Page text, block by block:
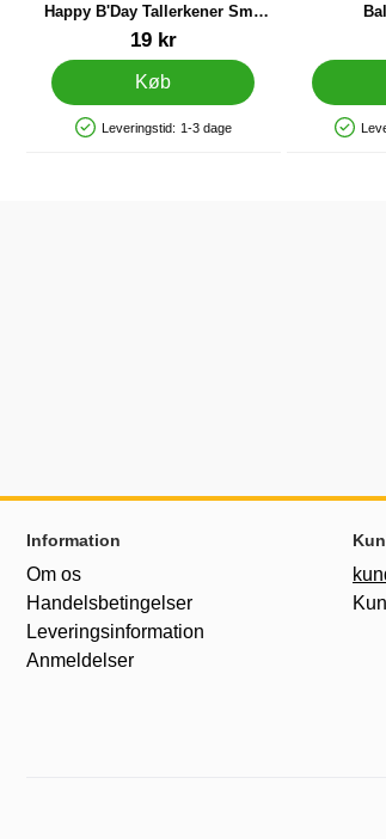
Happy B'Day Tallerkener Små
Lyserøde
19 kr
Køb
Produkttilgængelighed: På lager
Leveringstid: 1-3 dage
Sidefodsinhold Blandet info
Information
Om os
Handelsbetingelser
Leveringsinformation
Anmeldelser